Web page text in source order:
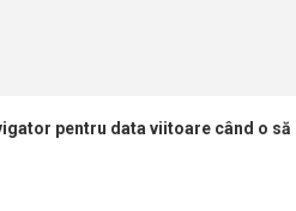
pentru data viitoare când o